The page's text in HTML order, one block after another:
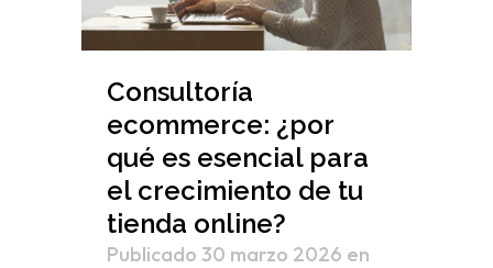
Consultoría
ecommerce: ¿por
qué es esencial para
el crecimiento de tu
tienda online?
Publicado 30 marzo 2026 en